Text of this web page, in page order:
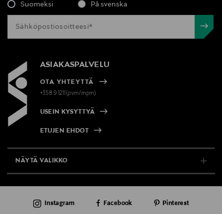
Suomeksi På svenska
ASIAKASPALVELU
OTA YHTEYTTÄ
+358 9 1211(pvm/mpm)
USEIN KYSYTTYÄ
ETUJEN EHDOT
NÄYTÄ VALIKKO
AJANKOHTAISTA
Instagram Facebook Pinterest